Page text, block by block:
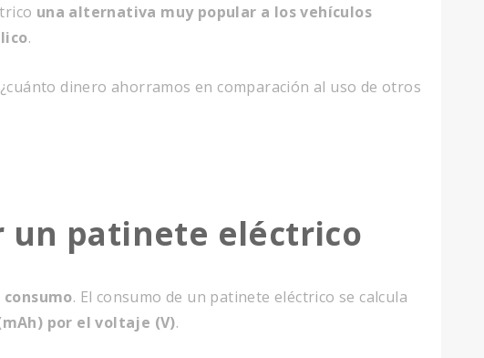
una alternativa muy popular a los vehículos
.
dinero ahorramos en comparación al uso de otros
un patinete eléctrico
. El consumo de un patinete eléctrico se calcula
por el voltaje (V).